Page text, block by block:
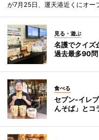
が7月25日、運天港近くにオー
見る・遊ぶ
名護でクイ
過去最多90問
食べる
セブン‐イレ
んそば」とコ